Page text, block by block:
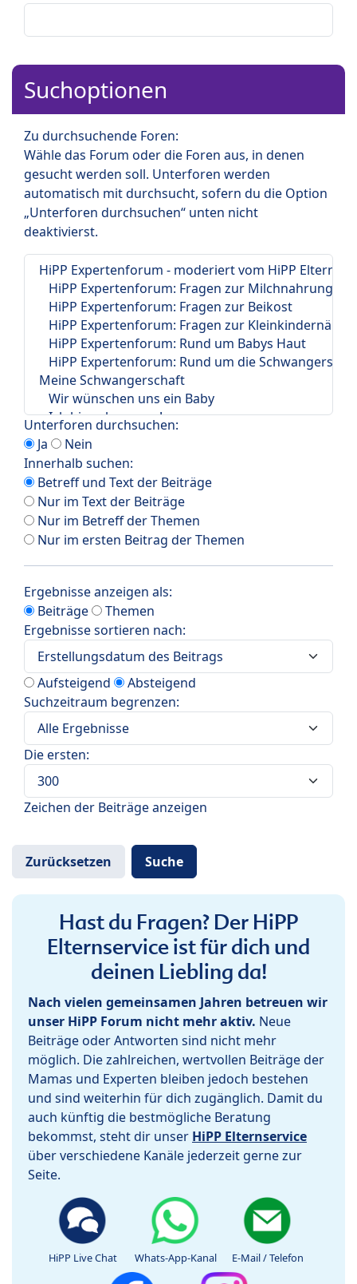
Suchoptionen
Zu durchsuchende Foren:
Wähle das Forum oder die Foren aus, in denen
gesucht werden soll. Unterforen werden
automatisch mit durchsucht, sofern du die Option
„Unterforen durchsuchen“ unten nicht
deaktivierst.
Unterforen durchsuchen:
Ja
Nein
Innerhalb suchen:
Betreff und Text der Beiträge
Nur im Text der Beiträge
Nur im Betreff der Themen
Nur im ersten Beitrag der Themen
Ergebnisse anzeigen als:
Beiträge
Themen
Ergebnisse sortieren nach:
Aufsteigend
Absteigend
Suchzeitraum begrenzen:
Die ersten:
Zeichen der Beiträge anzeigen
Hast du Fragen? Der HiPP
Elternservice ist für dich und
deinen Liebling da!
Nach vielen gemeinsamen Jahren betreuen wir
unser HiPP Forum nicht mehr aktiv. Neue
Beiträge oder Antworten sind nicht mehr
möglich. Die zahlreichen, wertvollen Beiträge der
Mamas und Experten bleiben jedoch bestehen
und sind weiterhin für dich zugänglich. Damit du
auch künftig die bestmögliche Beratung
bekommst, steht dir unser HiPP Elternservice
über verschiedene Kanäle jederzeit gerne zur
Seite.
HiPP Live Chat Whats-App-Kanal E-Mail / Telefon